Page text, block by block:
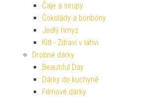
Čaje a sirupy
Čokolády a bonbóny
Jedlý hmyz
Kitl - Zdraví v láhvi
Drobné dárky
Beautiful Day
Dárky do kuchyně
Filmové dárky